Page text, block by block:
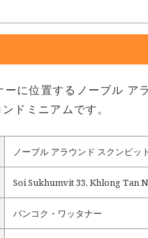
ーに位置するノーブル ア
ドミニアムです。
ノーブル アラウンド スクンビ
Soi Sukhumvit 33, Khlong Tan
バンコク・ワッタナー